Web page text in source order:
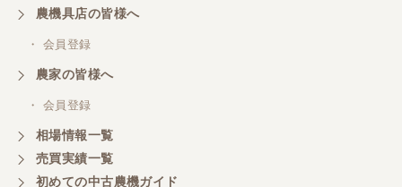
農機具店の皆様へ
・ 会員登録
農家の皆様へ
・ 会員登録
相場情報一覧
売買実績一覧
初めての中古農機ガイド